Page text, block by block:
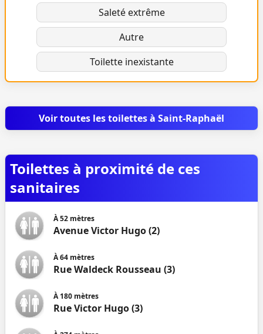
Saleté extrême
Autre
Toilette inexistante
Voir toutes les toilettes à Saint-Raphaël
Toilettes à proximité de ces
sanitaires
À52 mètres
Avenue Victor Hugo (2)
À64 mètres
Rue Waldeck Rousseau (3)
À180 mètres
Rue Victor Hugo (3)